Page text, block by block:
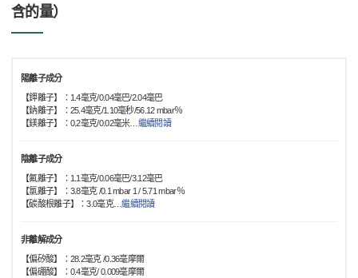
含的量）
陽離子成分
【鉀離子】：1.4毫克/0.04毫巴/2.04毫巴
【鈉離子】：25.4毫克/1.10毫秒/56.12 mbar％
【鎂離子】：0.2毫克/0.02毫米… 繼續閱讀
陰離子成分
【氟離子】：1.1毫克/0.06毫巴/3.12毫巴
【氯離子】：3.8毫克 /0.1 mbar 1 / 5.71 mbar％
【碳酸根離子】：3.0毫克…繼續閱讀
非離解成分
【偏矽酸】：28.2毫克 /0.36毫摩爾
【偏硼酸】：0.4毫克/ 0.009毫摩爾